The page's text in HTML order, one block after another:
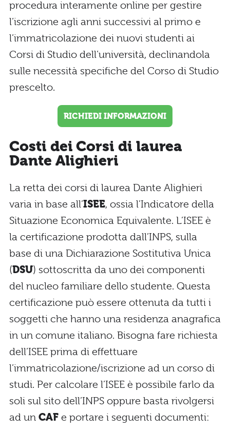
procedura interamente online per gestire
l’iscrizione agli anni successivi al primo e
l’immatricolazione dei nuovi studenti ai
Corsi di Studio dell’università, declinandola
sulle necessità specifiche del Corso di Studio
prescelto.
RICHIEDI INFORMAZIONI
Costi dei Corsi di laurea
Dante Alighieri
La retta dei corsi di laurea Dante Alighieri
varia in base all’ISEE, ossia l’Indicatore della
Situazione Economica Equivalente. L’ISEE è
la certificazione prodotta dall’INPS, sulla
base di una Dichiarazione Sostitutiva Unica
(DSU) sottoscritta da uno dei componenti
del nucleo familiare dello studente. Questa
certificazione può essere ottenuta da tutti i
soggetti che hanno una residenza anagrafica
in un comune italiano. Bisogna fare richiesta
dell’ISEE prima di effettuare
l’immatricolazione/iscrizione ad un corso di
studi. Per calcolare l’ISEE è possibile farlo da
soli sul sito dell’INPS oppure basta rivolgersi
ad un CAF e portare i seguenti documenti: